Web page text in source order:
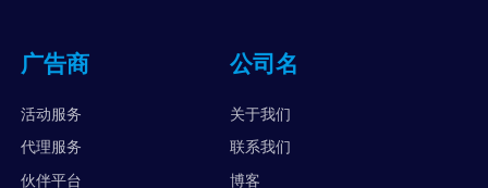
广告商
活动服务
代理服务
伙伴平台
公司名
关于我们
联系我们
博客